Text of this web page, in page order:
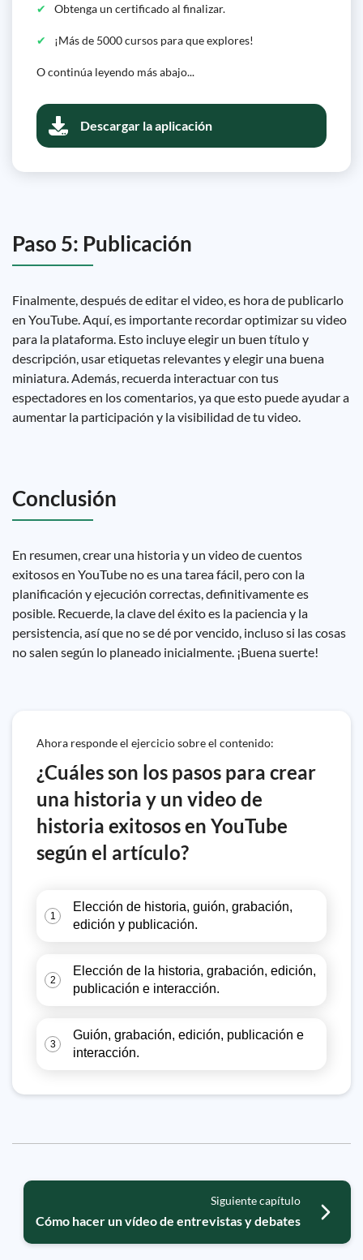
Obtenga un certificado al finalizar.
¡Más de 5000 cursos para que explores!
O continúa leyendo más abajo...
Descargar la aplicación
Paso 5: Publicación
Finalmente, después de editar el video, es hora de publicarlo
en YouTube. Aquí, es importante recordar optimizar su video
para la plataforma. Esto incluye elegir un buen título y
descripción, usar etiquetas relevantes y elegir una buena
miniatura. Además, recuerda interactuar con tus
espectadores en los comentarios, ya que esto puede ayudar a
aumentar la participación y la visibilidad de tu video.
Conclusión
En resumen, crear una historia y un video de cuentos
exitosos en YouTube no es una tarea fácil, pero con la
planificación y ejecución correctas, definitivamente es
posible. Recuerde, la clave del éxito es la paciencia y la
persistencia, así que no se dé por vencido, incluso si las cosas
no salen según lo planeado inicialmente. ¡Buena suerte!
Ahora responde el ejercicio sobre el contenido:
¿Cuáles son los pasos para crear
una historia y un video de
historia exitosos en YouTube
según el artículo?
1
Elección de historia, guión, grabación,
edición y publicación.
2
Elección de la historia, grabación, edición,
publicación e interacción.
3
Guión, grabación, edición, publicación e
interacción.
Siguiente capítulo
Cómo hacer un vídeo de entrevistas y debates